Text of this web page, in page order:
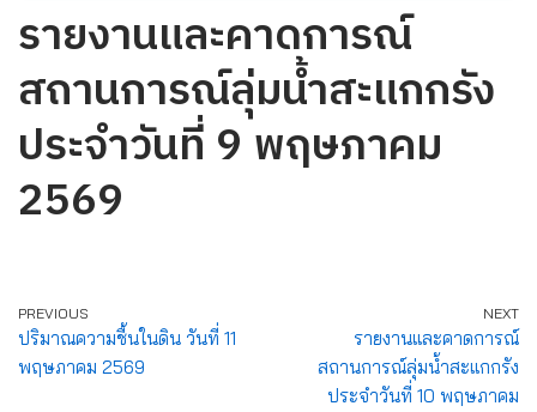
รายงานและคาดการณ์
สถานการณ์ลุ่มน้ำสะแกกรัง
ประจำวันที่ 9 พฤษภาคม
2569
PREVIOUS
ปริมาณความชื้นในดิน วันที่ 11
พฤษภาคม 2569
NEXT
รายงานและคาดการณ์
สถานการณ์ลุ่มน้ำสะแกกรัง
ประจำวันที่ 10 พฤษภาคม